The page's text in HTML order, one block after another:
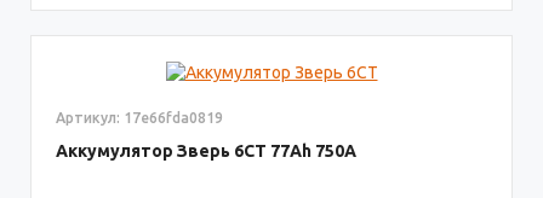
Артикул: 17e66fda0819
Аккумулятор Зверь 6СТ 77 750